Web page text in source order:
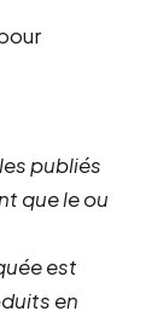
publiés
que le ou
est
en